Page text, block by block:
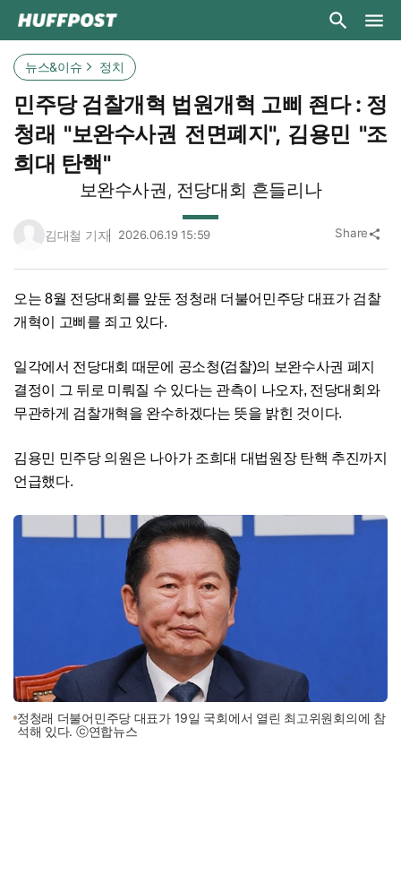
뉴스&이슈 정치
민주당 검찰개혁 법원개혁 고삐 죈다 : 정
청래 "보완수사권 전면폐지", 김용민 "조
희대 탄핵"
보완수사권, 전당대회 흔들리나
김대철 기자 2026.06.19 15:59 Share share
오는 8월 전당대회를 앞둔 정청래 더불어민주당 대표가 검찰
개혁이 고삐를 죄고 있다.
일각에서 전당대회 때문에 공소청(검찰)의 보완수사권 폐지
결정이 그 뒤로 미뤄질 수 있다는 관측이 나오자, 전당대회와
무관하게 검찰개혁을 완수하겠다는 뜻을 밝힌 것이다.
김용민 민주당 의원은 나아가 조희대 대법원장 탄핵 추진까지
언급했다.
정청래 더불어민주당 대표가 19일 국회에서 열린 최고위원회의에 참
석해 있다. ⓒ연합뉴스